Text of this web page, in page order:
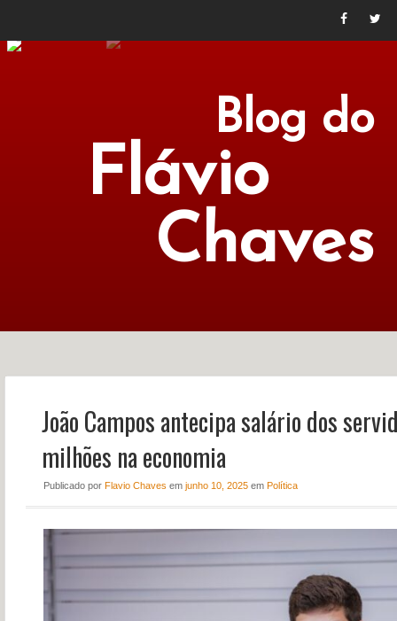
Blog do
Flávio
Chaves
NOTÍCIAS PERFIL
João Campos antecipa salário dos
milhões na economia
Publicado por Flavio Chaves em junho 10, 2025em Política